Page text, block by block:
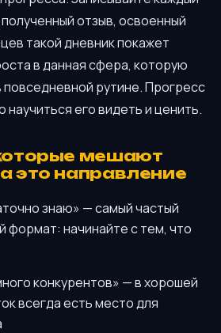
отзыв, освоенный
такой дневник покажет
в данная сфера, которую
повседневной рутине. Прогресс
научиться его видеть и ценить.
мешают
это направление
знаю» — самый частый
формат: начинайте с тем, что
конкурентов» — в хорошей
всегда есть место для